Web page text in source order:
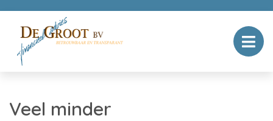
Veel minder